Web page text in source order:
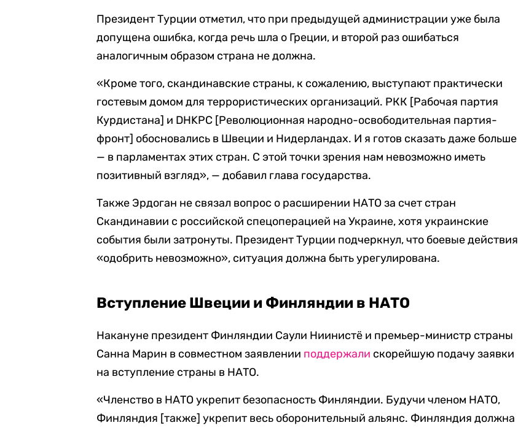
Президент Турции отметил, что при предыдущей администрации уже была
допущена ошибка, когда речь шла о Греции, и второй раз ошибаться
аналогичным образом страна не должна.
«Кроме того, скандинавские страны, к сожалению, выступают практически
гостевым домом для террористических организаций. РКК [Рабочая партия
Курдистана] и DHKPC [Революционная народно-освободительная партия-
фронт] обосновались в Швеции и Нидерландах. И я готов сказать даже больше
— в парламентах этих стран. С этой точки зрения нам невозможно иметь
позитивный взгляд», — добавил глава государства.
Также Эрдоган не связал вопрос о расширении НАТО за счет стран
Скандинавии с российской спецоперацией на Украине, хотя украинские
события были затронуты. Президент Турции подчеркнул, что боевые действия
«одобрить невозможно», ситуация должна быть урегулирована.
Вступление Швеции и Финляндии в НАТО
Накануне президент Финляндии Саули Ниинистё и премьер-министр страны
Санна Марин в совместном заявлении поддержали скорейшую подачу заявки
на вступление страны в НАТО.
«Членство в НАТО укрепит безопасность Финляндии. Будучи членом НАТО,
Финляндия [также] укрепит весь оборонительный альянс. Финляндия должна